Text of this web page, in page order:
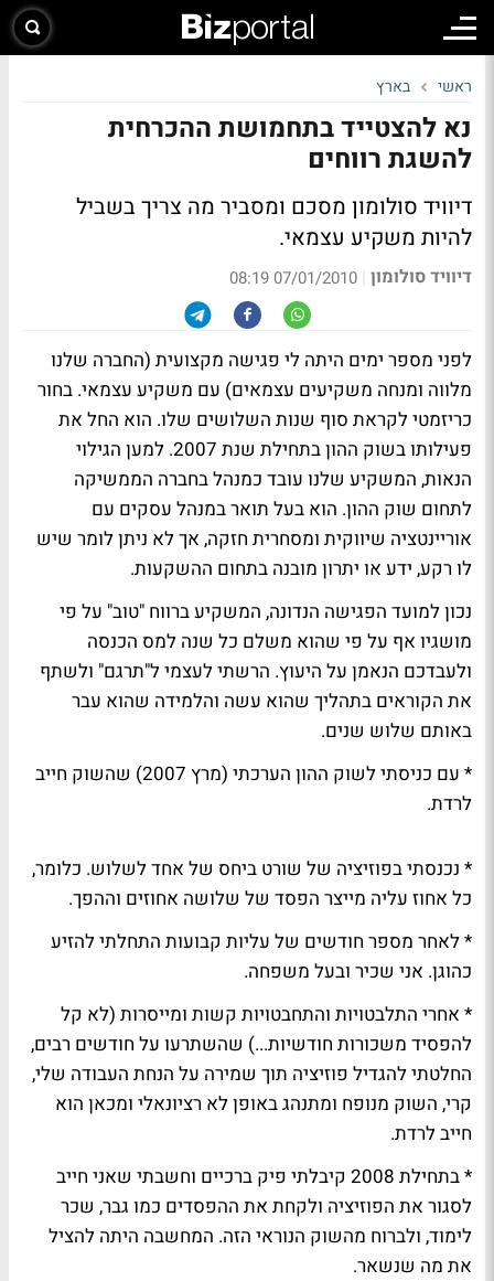
ראשי בארץ
נא להצטייד בתחמושת ההכרחית
להשגת רווחים
דיוויד סולומון מסכם ומסביר מה צריך בשביל
להיות משקיע עצמאי.
דיוויד סולומון |
07/01/2010 08:19
לפני מספר ימים היתה לי פגישה מקצועית (החברה שלנו
מלווה ומנחה משקיעים עצמאים) עם משקיע עצמאי. בחור
כריזמטי לקראת סוף שנות השלושים שלו. הוא החל את
פעילותו בשוק ההון בתחילת שנת 2007. למען הגילוי
הנאות, המשקיע שלנו עובד כמנהל בחברה הממשיקה
לתחום שוק ההון. הוא בעל תואר במנהל עסקים עם
אוריינטציה שיווקית ומסחרית חזקה, אך לא ניתן לומר שיש
לו רקע, ידע או יתרון מובנה בתחום ההשקעות.
נכון למועד הפגישה הנדונה, המשקיע ברווח "טוב" על פי
מושגיו אף על פי שהוא משלם כל שנה למס הכנסה
ולעבדכם הנאמן על היעוץ. הרשתי לעצמי ל"תרגם" ולשתף
את הקוראים בתהליך שהוא עשה והלמידה שהוא עבר
באותם שלוש שנים.
* עם כניסתי לשוק ההון הערכתי (מרץ 2007) שהשוק חייב
לרדת.
* נכנסתי בפוזיציה של שורט ביחס של אחד לשלוש. כלומר,
כל אחוז עליה מייצר הפסד של שלושה אחוזים וההפך.
* לאחר מספר חודשים של עליות קבועות התחלתי להזיע
כהוגן. אני שכיר ובעל משפחה.
* אחרי התלבטויות והתחבטויות קשות ומייסרות (לא קל
להפסיד משכורות חודשיות...) שהשתרעו על חודשים רבים,
החלטתי להגדיל פוזיציה תוך שמירה על הנחת העבודה שלי,
קרי, השוק מנופח ומתנהג באופן לא רציונאלי ומכאן הוא
חייב לרדת.
* בתחילת 2008 קיבלתי פיק ברכיים וחשבתי שאני חייב
לסגור את הפוזיציה ולקחת את ההפסדים כמו גבר, שכר
לימוד, ולברוח מהשוק הנוראי הזה. המחשבה היתה להציל
את מה שנשאר.